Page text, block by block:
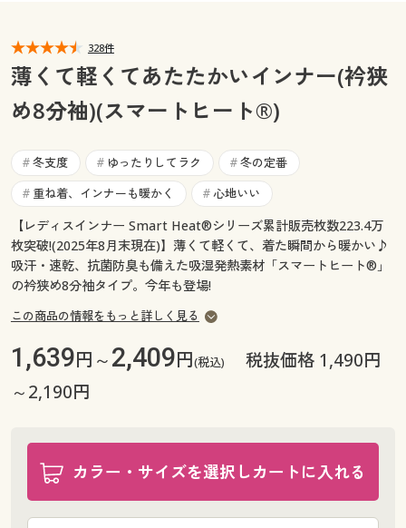
マイページ
閲覧履歴
お気に入り
サポート
ご利用ガイド
よくある質問とお問い合わせ
閲覧履歴
お気に入り
ご利用ガイド
よくある質問とお問い合わせ
328件
薄くて軽くてあたたかいインナー(衿狭
め8分袖)(スマートヒート®)
# 冬支度 # ゆったりしてラク # 冬の定番
# 重ね着、インナーも暖かく # 心地いい
【レディスインナー Smart Heat®シリーズ累計販売枚数223.4万
枚突破!(2025年8月末現在)】薄くて軽くて、着た瞬間から暖かい♪
吸汗・速乾、抗菌防臭も備えた吸湿発熱素材「スマートヒート®」
の衿狭め8分袖タイプ。今年も登場!
この商品の情報をもっと詳しく見る
1,639円～2,409円(税込)
税抜価格 1,490円
～2,190円
カラー・サイズを選択しカートに入れる